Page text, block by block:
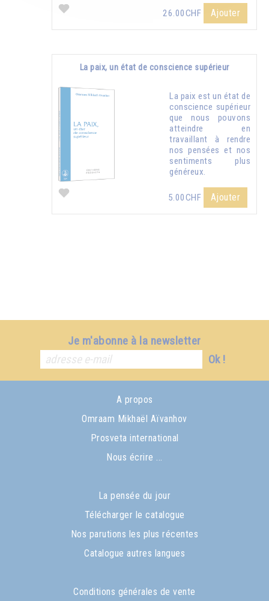
26.00CHF Ajouter
La paix, un état de conscience supérieur
La paix est un état de
conscience supérieur
que nous pouvons
atteindre en
travaillant à rendre
nos pensées et nos
sentiments plus
généreux.
5.00CHF Ajouter
Je m'abonne à la newsletter
Ok !
A propos
Omraam Mikhaël Aïvanhov
Prosveta international
Nous écrire ...
La pensée du jour
Télécharger le catalogue
Nos parutions les plus récentes
Catalogue autres langues
Conditions générales de vente